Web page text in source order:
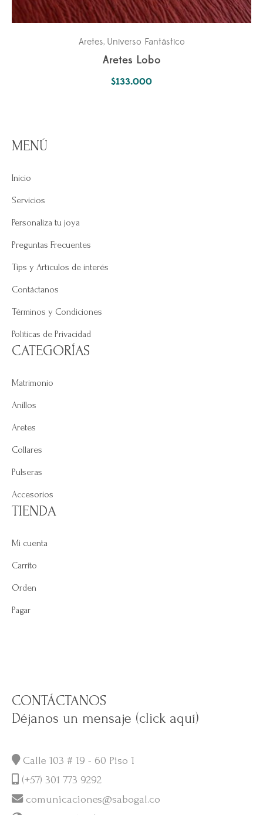
Aretes, Universo Fantástico
Aretes Lobo
$133.000
MENÚ
Inicio
Servicios
Personaliza tu joya
Preguntas Frecuentes
Tips y Artículos de interés
Contáctanos
Términos y Condiciones
Políticas de Privacidad
CATEGORÍAS
Matrimonio
Anillos
Aretes
Collares
Pulseras
Accesorios
TIENDA
Mi cuenta
Carrito
Orden
Pagar
CONTÁCTANOS
Déjanos un mensaje (click aquí)
Calle 103 # 19 - 60 Piso 1
(+57) 301 773 9292
comunicaciones@sabogal.co